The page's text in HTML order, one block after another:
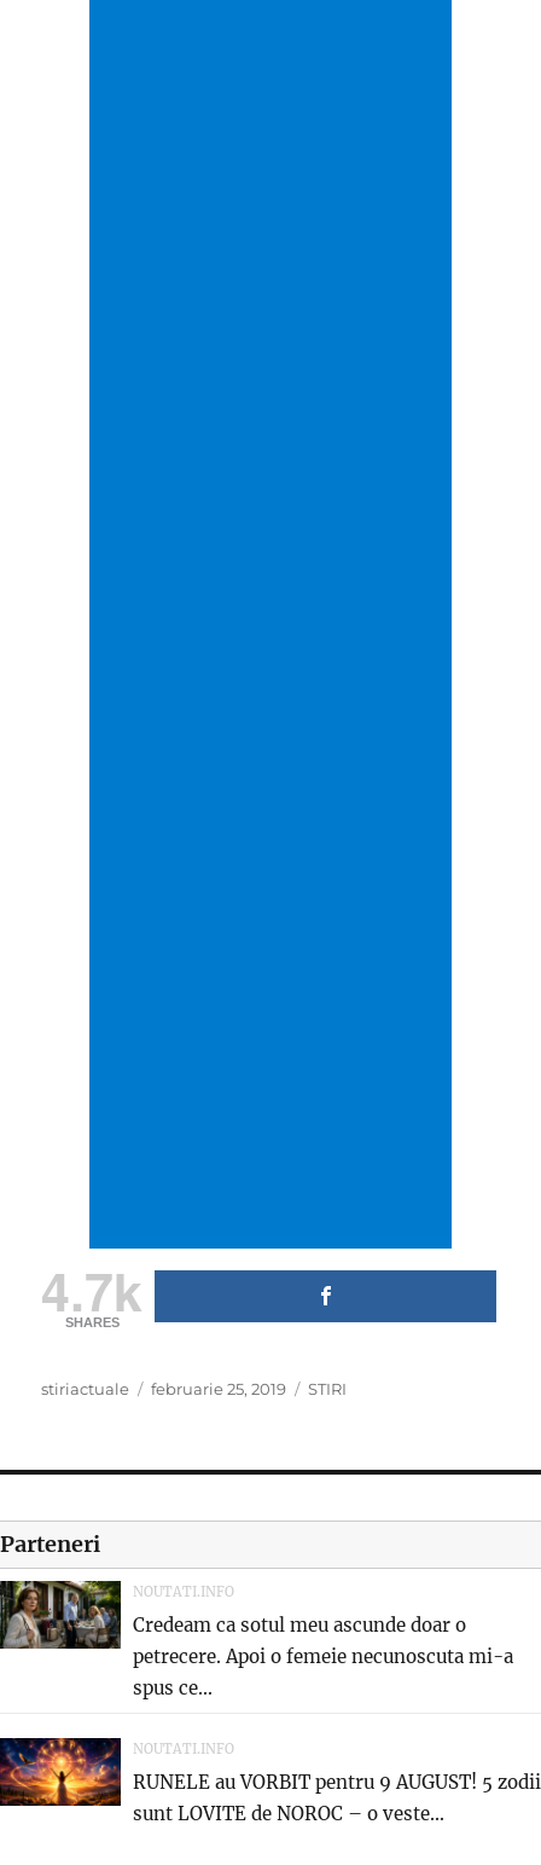
4.7k
SHARES
Author
stiriactuale
Posted
februarie 25, 2019 Categories
STIRI
Parteneri
NOUTATI.INFO
Credeam ca sotul meu ascunde doar o
petrecere. Apoi o femeie necunoscuta mi-a
spus ce...
NOUTATI.INFO
RUNELE au VORBIT pentru 9 AUGUST! 5 zodii
sunt LOVITE de NOROC – o veste...